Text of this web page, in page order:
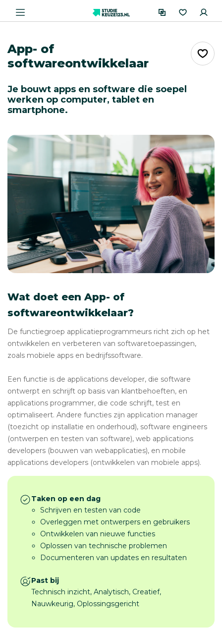
App- of
softwareontwikkelaar
Je bouwt apps en software die soepel
werken op computer, tablet en
smartphone.
Wat doet een App- of
softwareontwikkelaar?
De functiegroep applicatieprogrammeurs richt zich op het
ontwikkelen en verbeteren van softwaretoepassingen,
zoals mobiele apps en bedrijfssoftware.
Een functie is de applications developer, die software
ontwerpt en schrijft op basis van klantbehoeften, en
applications programmer, die code schrijft, test en
optimaliseert. Andere functies zijn application manager
(toezicht op installatie en onderhoud), software engineers
(ontwerpen en testen van software), web applications
developers (bouwen van webapplicaties), en mobile
applications developers (ontwikkelen van mobiele apps).
Taken op een dag
Schrijven en testen van code
Overleggen met ontwerpers en gebruikers
Ontwikkelen van nieuwe functies
Oplossen van technische problemen
Documenteren van updates en resultaten
Past bij
Technisch inzicht, Analytisch, Creatief,
Nauwkeurig, Oplossingsgericht